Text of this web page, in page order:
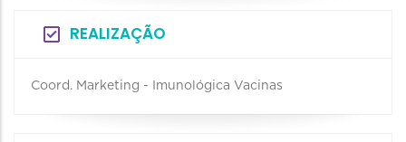
REALIZAÇÃO
Coord. Marketing - Imunológica Vacinas